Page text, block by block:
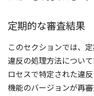
定期的な審査結果
このセクションでは、
違反の処理方法について
ロセスで特定された違
機能のバージョンが再審